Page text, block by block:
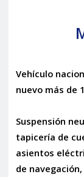
Vehículo
nuevo más de
Suspensión
tapicería de
asientos
de